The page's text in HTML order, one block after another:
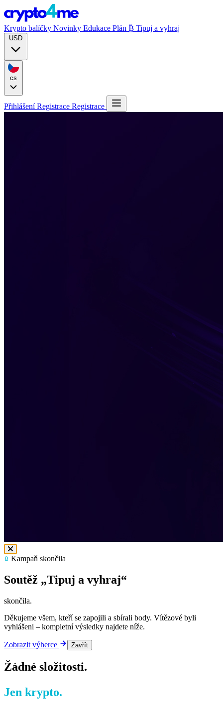
Krypto balíčky Novinky Edukace Plán ₿ Tipuj a vyhraj
PřihlášeníRegistrace Registrace
Kampaň skončila
Soutěž „Tipuj a vyhraj“
skončila.
Děkujeme všem, kteří se zapojili a sbírali body. Vítězové byli
vyhlášeni – kompletní výsledky najdete níže.
Zobrazit výherce Zavřít
Žádné složitosti.
Jen krypto.